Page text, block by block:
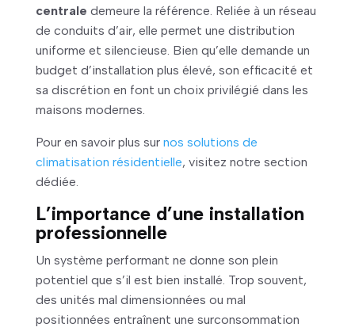
centrale demeure la référence. Reliée à un réseau
de conduits d’air, elle permet une distribution
uniforme et silencieuse. Bien qu’elle demande un
budget d’installation plus élevé, son efficacité et
sa discrétion en font un choix privilégié dans les
maisons modernes.
Pour en savoir plus sur nos solutions de
climatisation résidentielle, visitez notre section
dédiée.
L’importance d’une installation
professionnelle
Un système performant ne donne son plein
potentiel que s’il est bien installé. Trop souvent,
des unités mal dimensionnées ou mal
positionnées entraînent une surconsommation